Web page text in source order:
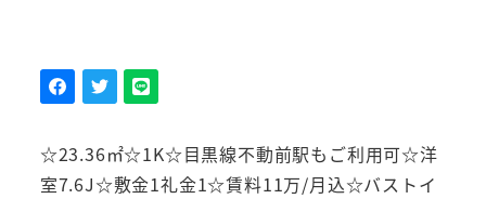
☆23.36㎡☆1K☆目黒線不動前駅もご利用可☆洋
室7.6J☆敷金1礼金1☆賃料11万/月込☆バストイ